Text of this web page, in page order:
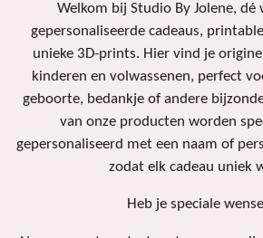
Welkom bij Studio By Jolene, dé
gepersonaliseerde cadeaus,
unieke 3D-prints. Hier vind je
kinderen en volwassenen, perfect
geboorte, bedankje of andere
van onze producten worden
gepersonaliseerd met een naam of
zodat elk cadeau uniek
Heb je speciale